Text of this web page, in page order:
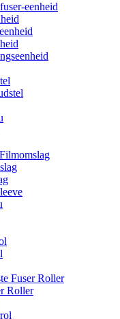
eenheid
Fuser Roller
Roller